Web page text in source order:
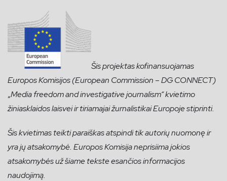
Šis projektas kofinansuojamas
Europos Komisijos (European Commission – DG CONNECT)
„Media freedom and investigative journalism“ kvietimo
žiniasklaidos laisvei ir tiriamajai žurnalistikai Europoje stiprinti.
Šis kvietimas teikti paraiškas atspindi tik autorių nuomonę ir
yra jų atsakomybė. Europos Komisija neprisiima jokios
atsakomybės už šiame tekste esančios informacijos
naudojimą.